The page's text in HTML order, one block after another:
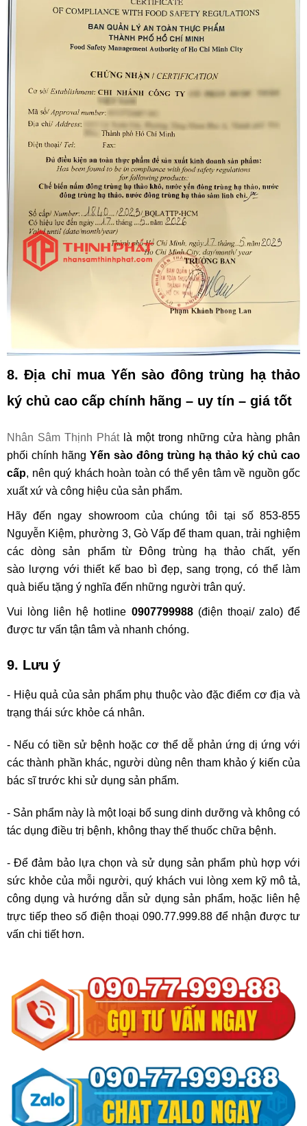
8. Địa chỉ mua Yến sào đông trùng hạ thảo
ký chủ cao cấp chính hãng – uy tín – giá tốt
Nhân Sâm Thịnh Phátlà một trong những cửa hàng phân
phối chính hãng Yến sào đông trùng hạ thảo ký chủ cao
cấp, nên quý khách hoàn toàn có thể yên tâm về nguồn gốc
xuất xứ và công hiệu của sản phẩm.
Hãy đến ngay showroom của chúng tôi tại số 853-855
Nguyễn Kiệm, phường 3, Gò Vấp để tham quan, trải nghiệm
các dòng sản phẩm từ Đông trùng hạ thảo chất, yến
sào lượng với thiết kế bao bì đẹp, sang trọng, có thể làm
quà biếu tặng ý nghĩa đến những người trân quý.
Vui lòng liên hệ hotline 0907799988(điện thoại/ zalo) để
được tư vấn tận tâm và nhanh chóng.
9. Lưu ý
- Hiệu quả của sản phẩm phụ thuộc vào đặc điểm cơ địa và
trạng thái sức khỏe cá nhân.
- Nếu có tiền sử bệnh hoặc cơ thể dễ phản ứng dị ứng với
các thành phần khác, người dùng nên tham khảo ý kiến của
bác sĩ trước khi sử dụng sản phẩm.
- Sản phẩm này là một loại bổ sung dinh dưỡng và không có
tác dụng điều trị bệnh, không thay thế thuốc chữa bệnh.
- Để đảm bảo lựa chọn và sử dụng sản phẩm phù hợp với
sức khỏe của mỗi người, quý khách vui lòng xem kỹ mô tả,
công dụng và hướng dẫn sử dụng sản phẩm, hoặc liên hệ
trực tiếp theo số điện thoại 090.77.999.88 để nhận được tư
vấn chi tiết hơn.